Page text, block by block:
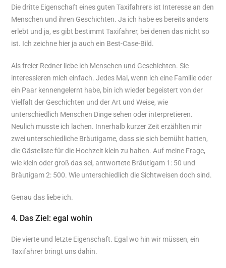
Die dritte Eigenschaft eines guten Taxifahrers ist Interesse an den
Menschen und ihren Geschichten. Ja ich habe es bereits anders
erlebt und ja, es gibt bestimmt Taxifahrer, bei denen das nicht so
ist. Ich zeichne hier ja auch ein Best-Case-Bild.
Als freier Redner liebe ich Menschen und Geschichten. Sie
interessieren mich einfach. Jedes Mal, wenn ich eine Familie oder
ein Paar kennengelernt habe, bin ich wieder begeistert von der
Vielfalt der Geschichten und der Art und Weise, wie
unterschiedlich Menschen Dinge sehen oder interpretieren.
Neulich musste ich lachen. Innerhalb kurzer Zeit erzählten mir
zwei unterschiedliche Bräutigame, dass sie sich bemüht hatten,
die Gästeliste für die Hochzeit klein zu halten. Auf meine Frage,
wie klein oder groß das sei, antwortete Bräutigam 1: 50 und
Bräutigam 2: 500. Wie unterschiedlich die Sichtweisen doch sind.
Genau das liebe ich.
4. Das Ziel: egal wohin
Die vierte und letzte Eigenschaft. Egal wo hin wir müssen, ein
Taxifahrer bringt uns dahin.